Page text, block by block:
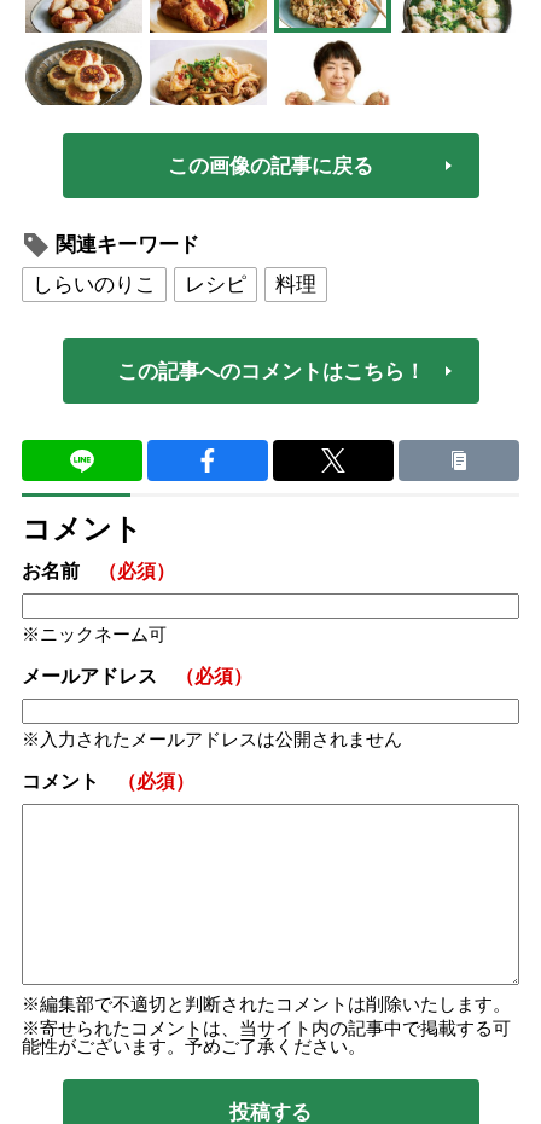
この画像の記事に戻る
関連キーワード
しらいのりこ
レシピ 料理
この記事へのコメントはこちら！
コメント
お名前 （必須）
ニックネーム可
メールアドレス （必須）
入力されたメールアドレスは公開されません
コメント （必須）
編集部で不適切と判断されたコメントは削除いたします。
寄せられたコメントは、当サイト内の記事中で掲載する可
能性がございます。予めご了承ください。